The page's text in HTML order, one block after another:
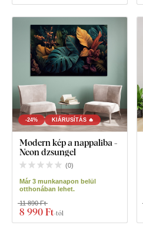
-24% KIÁRUSÍTÁS 🔥
Modern kép a nappaliba -
Neon dzsungel
(0)
Már 3 munkanapon belül
otthonában lehet.
8 990 Ft-tól
11 890 Ft